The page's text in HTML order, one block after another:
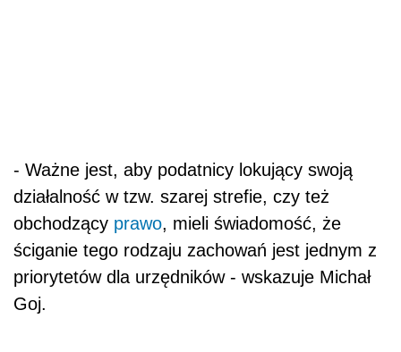
- Ważne jest, aby podatnicy lokujący swoją
działalność w tzw. szarej strefie, czy też
obchodzący prawo, mieli świadomość, że
ściganie tego rodzaju zachowań jest jednym z
priorytetów dla urzędników - wskazuje Michał
Goj.